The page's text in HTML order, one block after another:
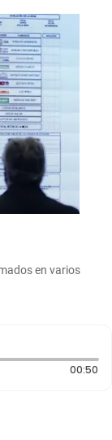
en varios
00:50